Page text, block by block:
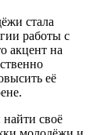
стала
работы с
акцент на
её
своё